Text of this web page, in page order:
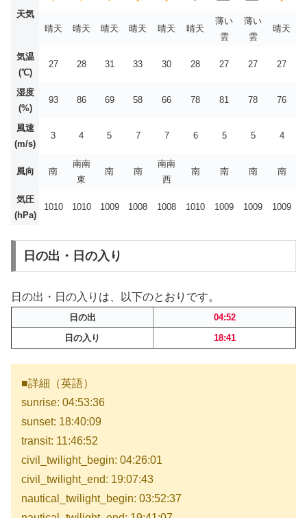
天気
晴天
晴天 晴天 晴天 晴天 晴天
薄い
雲
薄い
雲
晴天
気温
(℃)
27 28 31 33 30 28 27 27 27
湿度
(%)
93 86 69 58 66 78 81 78 76
風速
(m/s)
3 4 5 7 7 6 5 5 4
風向 南
南南
東
南 南
南南
西
南 南 南 南
気圧
(hPa)
1010 1010 1009 1008 1008 1010 1009 1009 1009
日の出・日の入り
日の出・日の入りは、以下のとおりです。
日の出
04:52
日の入り
18:41
■詳細（英語）
sunrise: 04:53:36
sunset: 18:40:09
transit: 11:46:52
civil_twilight_begin: 04:26:01
civil_twilight_end: 19:07:43
nautical_twilight_begin: 03:52:37